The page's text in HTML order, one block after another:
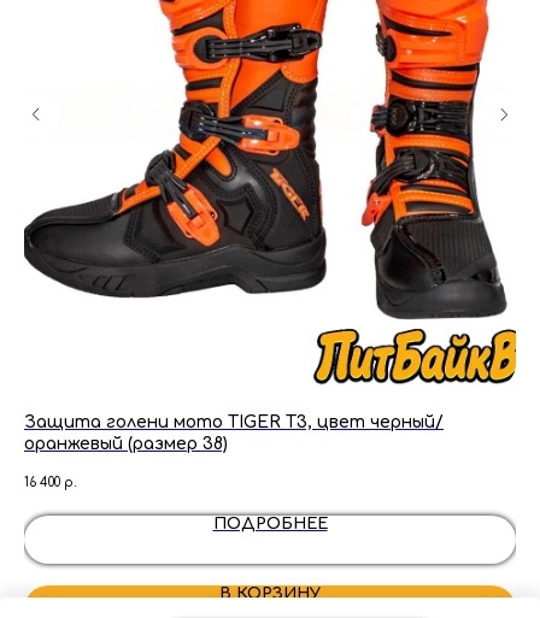
Защита голени мото TIGER T3, цвет черный/
оранжевый (размер 38)
16 400 р.
ПОДРОБНЕЕ
В КОРЗИНУ